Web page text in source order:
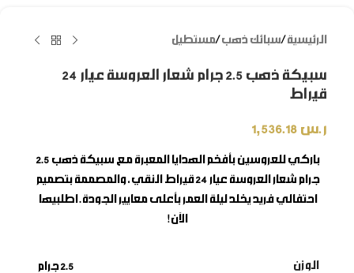
الرئيسية /سبائك ذهب /مستطيل
سبيكة ذهب 2.5 جرام شعار العروسة عيار 24
قيراط
ر.س
باركي للعروسين بأفخم الهدايا المعبرة مع
سبيكة ذهب 2.5
جرام شعار العروسة
عيار 24 قيراط النقي، والمصممة بتصميم
احتفالي فريد يخلد ليلة العمر بأعلى معايير الجودة. اطلبيها
الآن!
الوزن 2.5 جرام